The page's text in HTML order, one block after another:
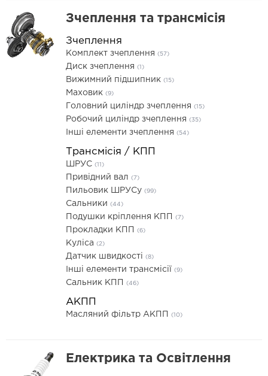
Зчеплення та трансмісія
Зчеплення
Комплект зчеплення (57)
Диск зчеплення (1)
Вижимний підшипник (15)
Маховик (9)
Головний циліндр зчеплення (15)
Робочий циліндр зчеплення (35)
Інші елементи зчеплення (54)
Трансмісія / КПП
ШРУС (11)
Привідний вал (7)
Пильовик ШРУСу (99)
Сальники (44)
Подушки кріплення КПП (7)
Прокладки КПП (6)
Куліса (2)
Датчик швидкості (8)
Інші елементи трансмісії (9)
Сальник КПП (46)
АКПП
Масляний фільтр АКПП (10)
Електрика та Освітлення